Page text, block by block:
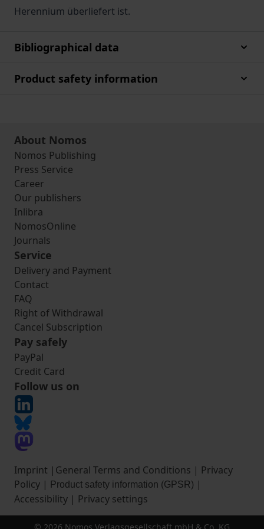
Herennium überliefert ist.
Bibliographical data
Product safety information
About Nomos
Nomos Publishing
Press Service
Career
Our publishers
Inlibra
NomosOnline
Journals
Service
Delivery and Payment
Contact
FAQ
Right of Withdrawal
Cancel Subscription
Pay safely
PayPal
Credit Card
Follow us on
Imprint | General Terms and Conditions | Privacy
Policy | Product safety information (GPSR) |
Accessibility | Privacy settings